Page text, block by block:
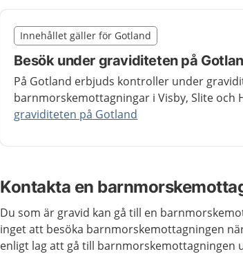
Nedan innehåll gäller region Gotland
Innehållet gäller för Gotland
Besök under graviditeten på
På Gotland erbjuds kontroller under
barnmorskemottagningar i Visby, Slite och
graviditeten på Gotland
Slut på det regionala tillägget från region
Kontakta en
Du som är gravid kan gå till en
inget att besöka barnmorskemottagningen
enligt lag att gå till barnmorskemottagningen